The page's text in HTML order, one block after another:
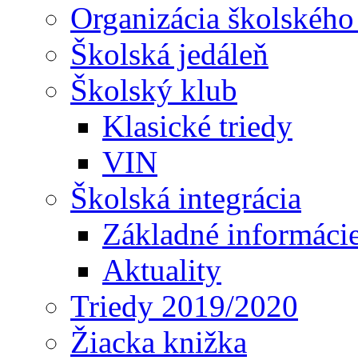
Organizácia
Školská jedáleň
Školský klub
Klasické triedy
VIN
Školská integrácia
Základné
Aktuality
Triedy 2019/2020
Žiacka knižka